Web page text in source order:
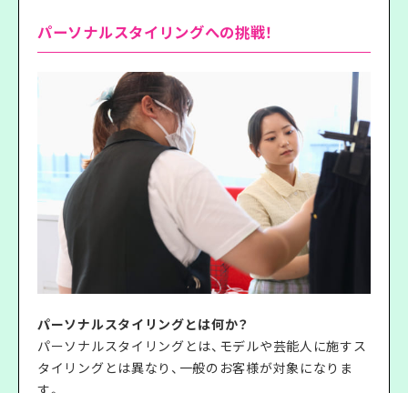
パーソナルスタイリングへの挑戦！
パーソナルスタイリングとは何か？
パーソナルスタイリングとは、モデルや芸能人に施すス
タイリングとは異なり、一般のお客様が対象になりま